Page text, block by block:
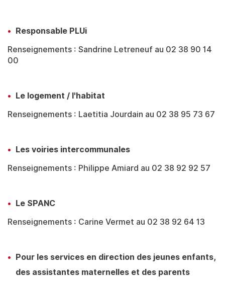
Responsable PLUi
Renseignements : Sandrine Letreneuf au 02 38 90 14
00
Le logement / l'habitat
Renseignements : Laetitia Jourdain au 02 38 95 73 67
Les voiries intercommunales
Renseignements : Philippe Amiard au 02 38 92 92 57
Le SPANC
Renseignements : Carine Vermet au 02 38 92 64 13
Pour les services en direction des jeunes enfants,
des assistantes maternelles et des parents